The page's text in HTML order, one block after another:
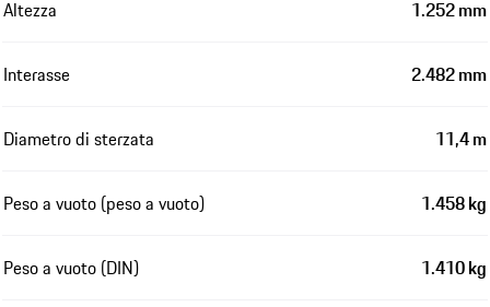
Altezza 1.252 mm
Interasse 2.482 mm
Diametro di sterzata 11,4 m
Peso a vuoto (peso a vuoto) 1.458 kg
Peso a vuoto (DIN) 1.410 kg